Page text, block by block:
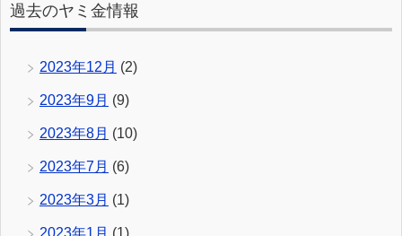
過去のヤミ金情報
2023年12月 (2)
2023年9月 (9)
2023年8月 (10)
2023年7月 (6)
2023年3月 (1)
2023年1月 (1)